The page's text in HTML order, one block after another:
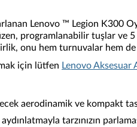
Lenovo ™ Legion K300
programlanabilir tuşlar ve
onu hem turnuvalar hem
için lütfen Lenovo Aksesuar
aerodinamik ve kompakt
tarzınızın